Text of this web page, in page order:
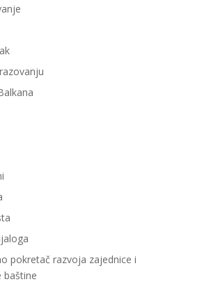
pokretač razvoja zajednice i
baštine